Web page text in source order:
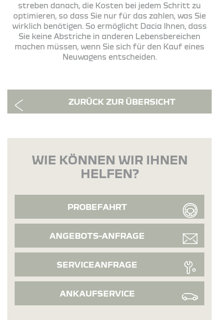
streben danach, die Kosten bei jedem Schritt zu
optimieren, so dass Sie nur für das zahlen, was Sie
wirklich benötigen. So ermöglicht Dacia Ihnen, dass
Sie keine Abstriche in anderen Lebensbereichen
machen müssen, wenn Sie sich für den Kauf eines
Neuwagens entscheiden.
ZURÜCK ZUR ÜBERSICHT
WIE KÖNNEN WIR IHNEN
HELFEN?
PROBEFAHRT
ANGEBOTS-ANFRAGE
SERVICEANFRAGE
ANKAUFSERVICE